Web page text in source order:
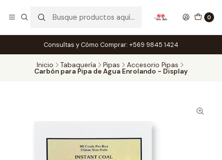
0
Consultas y Cómo Comprar: +569 9845 1424
Inicio Tabaquería Pipas Accesorio Pipas
Carbón para Pipa de Agua Enrolando - Display